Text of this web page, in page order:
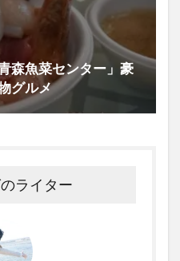
森魚菜センター」豪
グルメ
ライター